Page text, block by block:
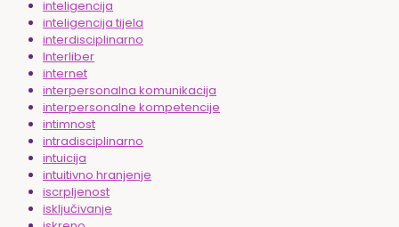
inteligencija
inteligencija tijela
interdisciplinarno
Interliber
internet
interpersonalna komunikacija
interpersonalne kompetencije
intimnost
intradisciplinarno
intuicija
intuitivno hranjenje
iscrpljenost
isključivanje